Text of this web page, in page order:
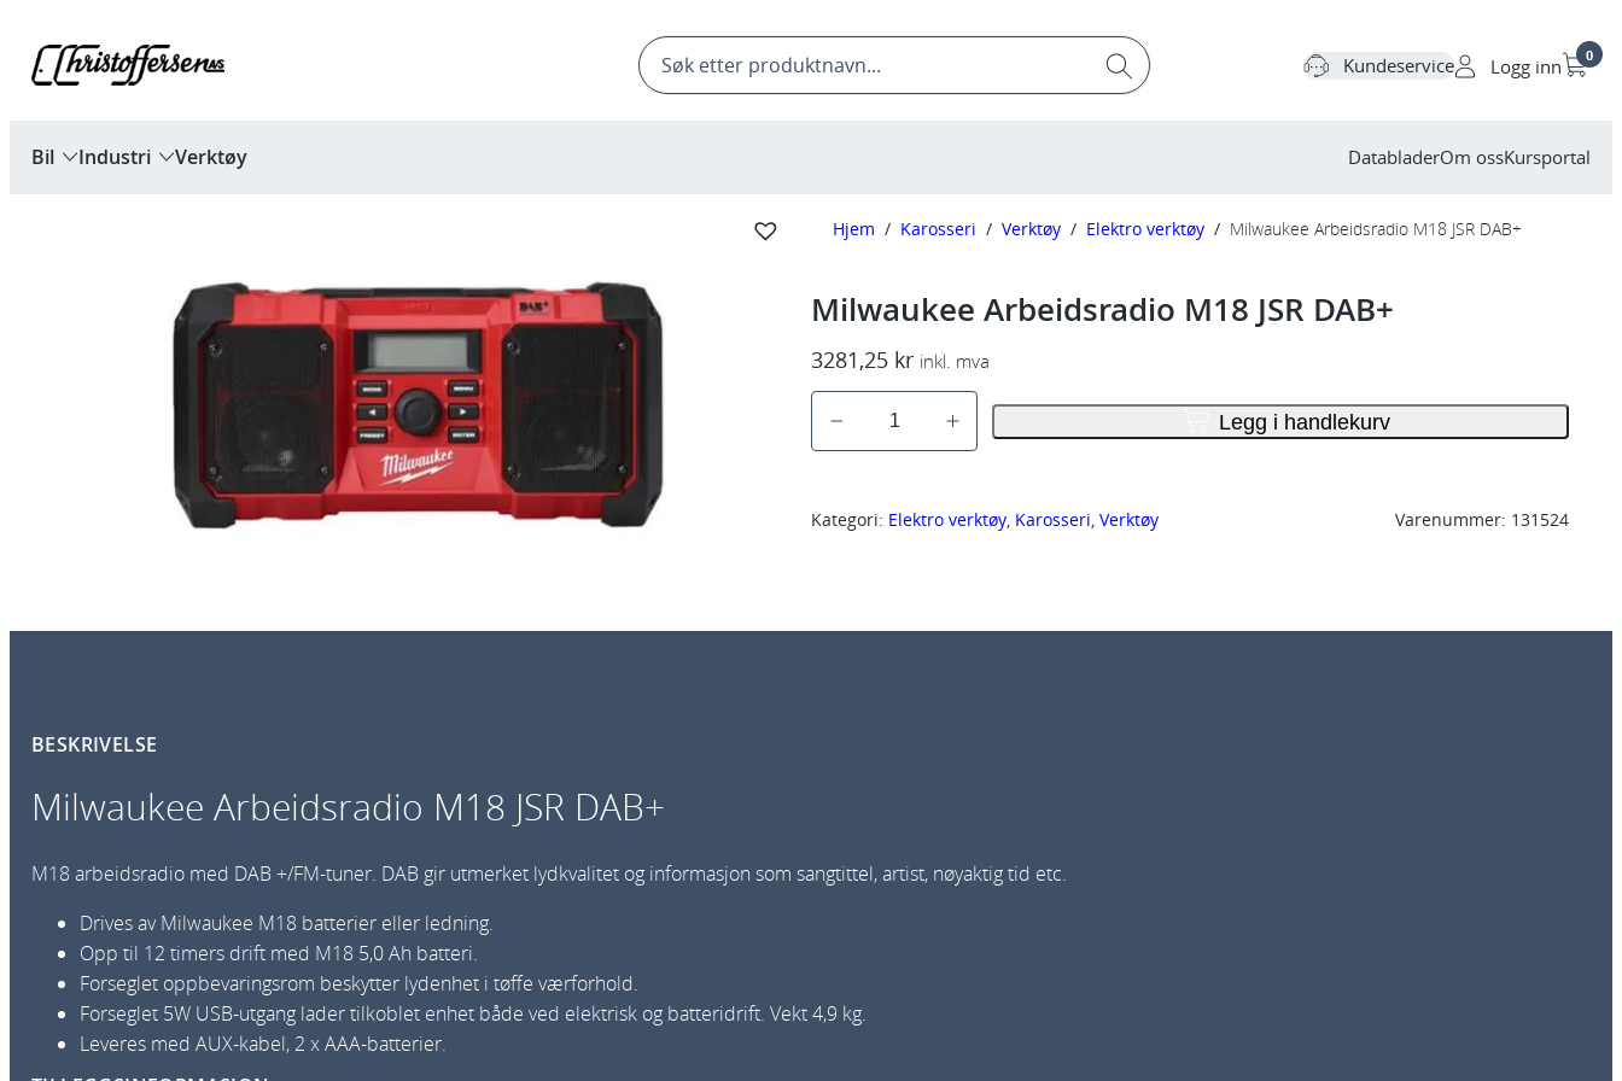
innhold
Products
search Kundeservice Logg inn 0
Bil Industri Verktøy DatabladerOm ossKursportal
Hjem / Karosseri / Verktøy / Elektro verktøy / Milwaukee Arbeidsradio M18 JSR DAB+
Milwaukee Arbeidsradio M18 JSR DAB+
3281,25 kr inkl. mva
i
w
d
d
Legg i handlekurv
Kategori: Elektro verktøy, Karosseri, Verktøy Varenummer: 131524
BESKRIVELSE
Milwaukee Arbeidsradio M18 JSR DAB+
M18 arbeidsradio med DAB +/FM-tuner. DAB gir utmerket lydkvalitet og informasjon som sangtittel, artist, nøyaktig tid etc.
Drives av Milwaukee M18 batterier eller ledning.
Opp til 12 timers drift med M18 5,0 Ah batteri.
Forseglet oppbevaringsrom beskytter lydenhet i tøffe værforhold.
Forseglet 5W USB-utgang lader tilkoblet enhet både ved elektrisk og batteridrift. Vekt 4,9 kg.
Leveres med AUX-kabel, 2 x AAA-batterier.